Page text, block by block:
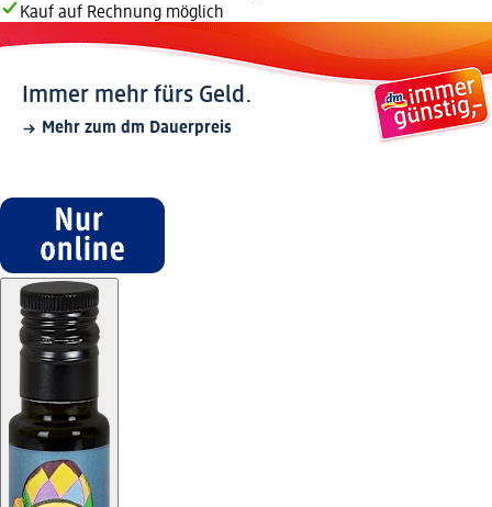
Kauf auf Rechnung möglich
Immer mehr fürs Geld.
Mehr zum dm Dauerpreis